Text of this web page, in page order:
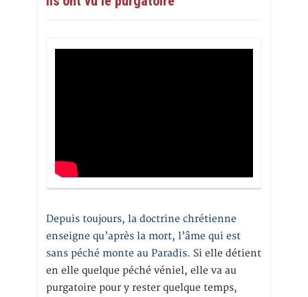
Depuis toujours, la doctrine chrétienne
enseigne qu’après la mort, l’âme qui est
sans péché monte au Paradis. Si elle détient
en elle quelque péché véniel, elle va au
purgatoire pour y rester quelque temps,